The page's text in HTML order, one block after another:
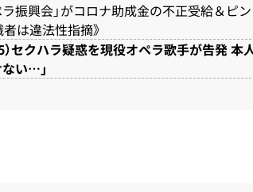
ラ振興会」がコロナ助成金の不正受給＆ピン
は違法性指摘》
）セクハラ疑惑を現役オペラ歌手が告発 本
い…」